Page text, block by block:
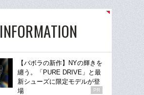
INFORMATION
【バボラの新作】NYの輝きを
纏う。「PURE DRIVE」と最
新シューズに限定モデルが登
場
PR